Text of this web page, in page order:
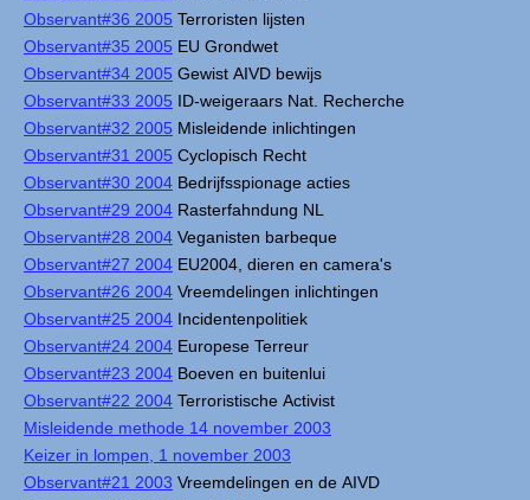
Observant#36 2005 Terroristen lijsten
Observant#35 2005 EU Grondwet
Observant#34 2005 Gewist AIVD bewijs
Observant#33 2005 ID-weigeraars Nat. Recherche
Observant#32 2005 Misleidende inlichtingen
Observant#31 2005 Cyclopisch Recht
Observant#30 2004 Bedrijfsspionage acties
Observant#29 2004 Rasterfahndung NL
Observant#28 2004 Veganisten barbeque
Observant#27 2004 EU2004, dieren en camera's
Observant#26 2004 Vreemdelingen inlichtingen
Observant#25 2004 Incidentenpolitiek
Observant#24 2004 Europese Terreur
Observant#23 2004 Boeven en buitenlui
Observant#22 2004 Terroristische Activist
Misleidende methode 14 november 2003
Keizer in lompen, 1 november 2003
Observant#21 2003 Vreemdelingen en de AIVD